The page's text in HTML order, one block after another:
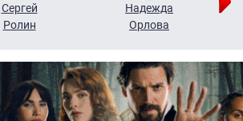
Сергей
Ролин
Надежда
Орлова